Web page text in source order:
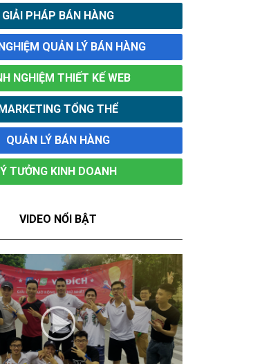
GIẢI PHÁP BÁN HÀNG
QUẢN LÝ BÁN HÀNG
NGHIỆM THIẾT KẾ WEB
TỔNG THỂ
QUẢN LÝ BÁN HÀNG
Ý TƯỞNG KINH DOANH
VIDEO NỔI BẬT